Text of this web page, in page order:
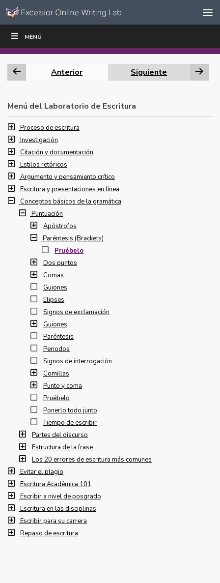
Ir al contenido
navegación
MENÚ
ESCRIBIR
Anterior Siguiente
Menú del Laboratorio de Escritura
Proceso de escritura
Investigación
Citación y documentación
Estilos retóricos
Argumento y pensamiento crítico
Escritura y presentaciones en línea
Conceptos básicos de la gramática
Puntuación
Apóstrofos
Paréntesis (Brackets)
Pruébelo
Dos puntos
Comas
Guiones
Elipses
Signos de exclamación
Guiones
Paréntesis
Periodos
Signos de interrogación
Comillas
Punto y coma
Pruébelo
Ponerlo todo junto
Tiempo de escribir
Partes del discurso
Estructura de la frase
Los 20 errores de escritura más comunes
Evitar el plagio
Escritura Académica 101
Escribir a nivel de posgrado
Escritura en las disciplinas
Escribir para su carrera
Repaso de escritura